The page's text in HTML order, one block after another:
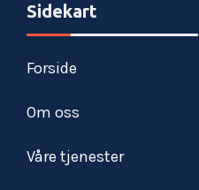
Sidekart
Forside
Om oss
Våre tjenester